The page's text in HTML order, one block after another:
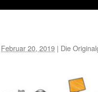
Februar 20, 2019 | Die